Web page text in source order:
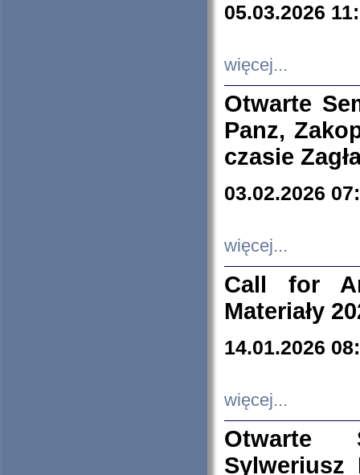
05.03.2026
więcej...
Otwarte
Panz,
czasie
03.02.2026
więcej...
Call for
Materiały
14.01.2026
więcej...
Otwarte
Sylweriusz